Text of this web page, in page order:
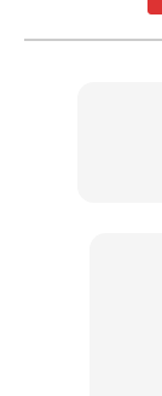
hidang. Tidak